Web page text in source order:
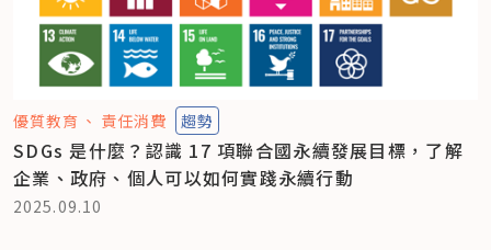
優質教育 責任消費 趨勢
SDGs 是什麼？認識 17 項聯合國永續發展目標，了解
企業、政府、個人可以如何實踐永續行動
2025.09.10